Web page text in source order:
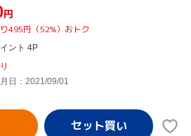
円
495円（52%）おトク
ント 4P
日：2021/09/01